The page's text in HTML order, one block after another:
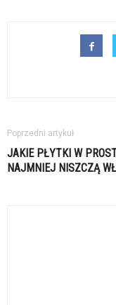
Poprzedni artykuł
JAKIE PŁYTKI W
NAJMNIEJ NISZCZĄ